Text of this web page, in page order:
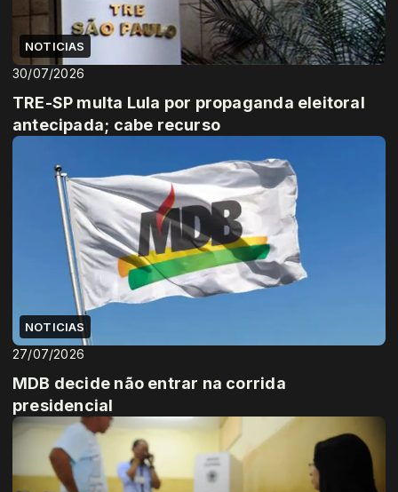
NOTICIAS
30/07/2026
TRE-SP multa Lula por propaganda eleitoral
antecipada; cabe recurso
NOTICIAS
27/07/2026
MDB decide não entrar na corrida
presidencial